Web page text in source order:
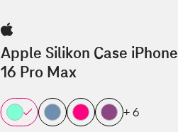
Apple Silikon Case iPhone
16 Pro Max
+ 6